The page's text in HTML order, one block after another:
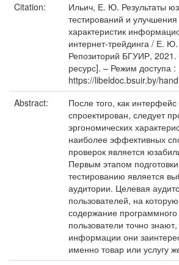
Citation:
Ильич, Е. Ю. Результаты
тестирований и
характеристик
интернет-трейдинга / Е.
Репозиторий БГУИР,
ресурс]. – Режим доступа :
https://libeldoc.bsuir.by/
Abstract:
После того, как
спроектирован, следует
эргономических
наиболее эффективных
проверок является
Первым этапом
тестированию является
аудитории. Целевая
пользователей, на
содержание
пользователи точно
информации они
именно товар или услугу